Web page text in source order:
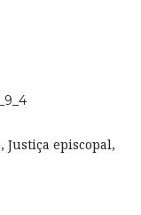
Justiça episcopal,